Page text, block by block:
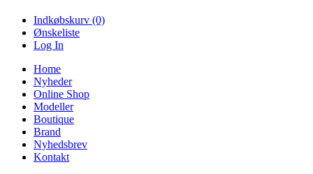
Indkøbskurv (0)
Ønskeliste
Log In
Home
Nyheder
Online Shop
Modeller
Boutique
Brand
Nyhedsbrev
Kontakt